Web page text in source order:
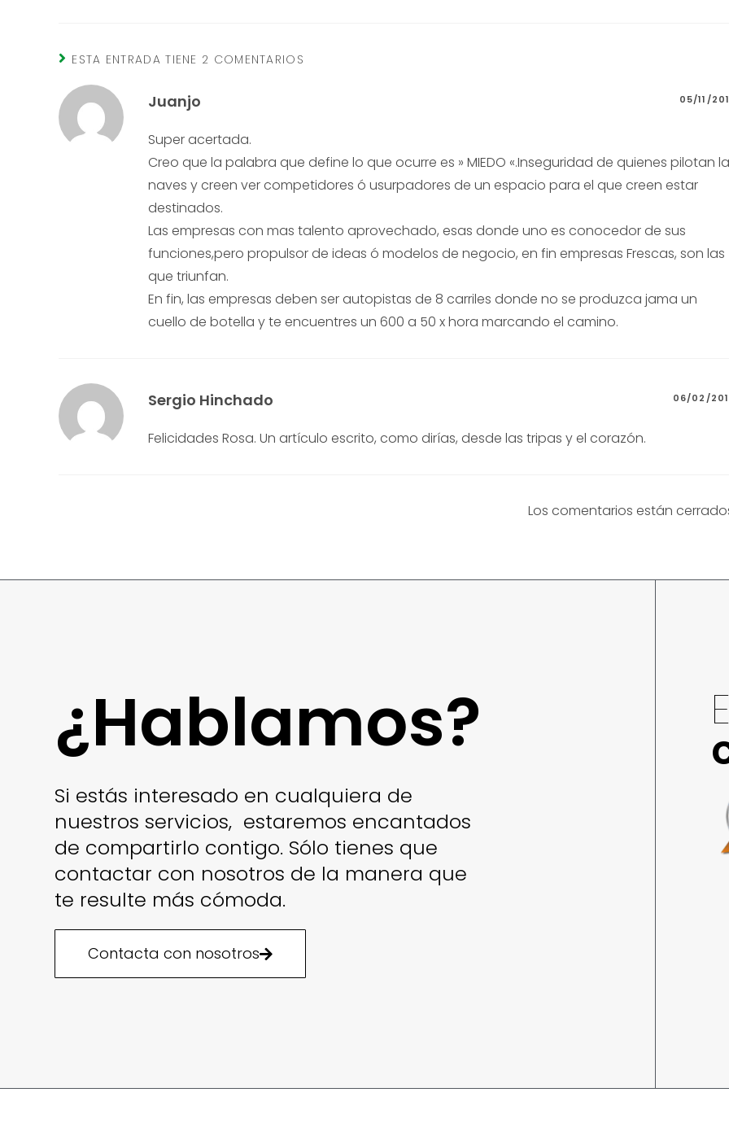
ESTA ENTRADA TIENE 2 COMENTARIOS
Juanjo 05/11/
Super acertada.
Creo que la palabra que define lo que ocurre es » MIEDO «.Inseguridad de quienes pilotan
naves y creen ver competidores ó usurpadores de un espacio para el que creen estar
destinados.
Las empresas con mas talento aprovechado, esas donde uno es conocedor de sus
funciones,pero propulsor de ideas ó modelos de negocio, en fin empresas Frescas, son las
que triunfan.
En fin, las empresas deben ser autopistas de 8 carriles donde no se produzca jama un
cuello de botella y te encuentres un 600 a 50 x hora marcando el camino.
Sergio Hinchado 06/02/
Felicidades Rosa. Un artículo escrito, como dirías, desde las tripas y el corazón.
Los comentarios están
¿Hablamos?
Si estás interesado en cualquiera de
nuestros servicios, estaremos encantados
de compartirlo contigo. Sólo tienes que
contactar con nosotros de la manera que
te resulte más cómoda.
Contacta con nosotros